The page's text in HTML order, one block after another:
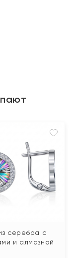
серебра с
и алмазной